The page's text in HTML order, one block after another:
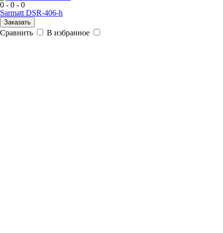
0 - 0 - 0
Sarmatt DSR-406-h
Заказать
Сравнить В избранное